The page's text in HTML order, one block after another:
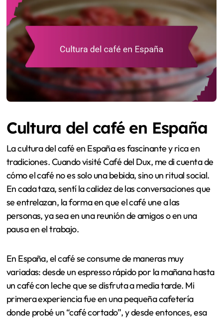
Cultura del café en España
La cultura del café en España es fascinante y rica en
tradiciones. Cuando visité Café del Dux, me di cuenta de
cómo el café no es solo una bebida, sino un ritual social.
En cada taza, sentí la calidez de las conversaciones que
se entrelazan, la forma en que el café une a las
personas, ya sea en una reunión de amigos o en una
pausa en el trabajo.
En España, el café se consume de maneras muy
variadas: desde un espresso rápido por la mañana hasta
un café con leche que se disfruta a media tarde. Mi
primera experiencia fue en una pequeña cafetería
donde probé un “café cortado”, y desde entonces, esa